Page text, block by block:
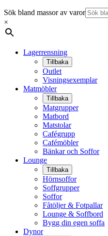
Sök bland massor av varor
×
Lagerrensning
Tillbaka
Outlet
Visningsexemplar
Matmöbler
Tillbaka
Matgrupper
Matbord
Matstolar
Cafégrupp
Cafémöbler
Bänkar och Soffor
Lounge
Tillbaka
Hörnsoffor
Soffgrupper
Soffor
Fåtöljer & Fotpallar
Lounge & Soffbord
Bygg din egen soffa
Dynor